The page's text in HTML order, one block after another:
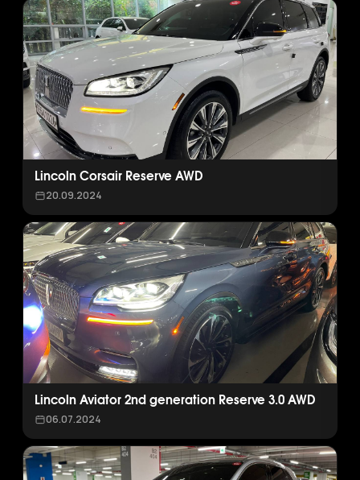
Lincoln Corsair Reserve AWD
20.09.2024
Lincoln Aviator 2nd generation Reserve 3.0 AWD
06.07.2024